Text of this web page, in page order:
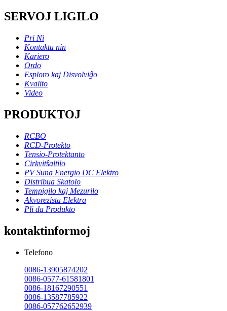
SERVOJ LIGILO
Pri Ni
Kontaktu nin
Kariero
Ordo
Esploro kaj Disvolviĝo
Kvalito
Video
PRODUKTOJ
RCBO
RCD-Protekto
Tensio-Protektanto
Cirkvitŝaltilo
PV Suna Energio DC Elektro
Distribua Skatolo
Tempigilo kaj Mezurilo
Akvorezista Elektra
Pli da Produkto
kontaktinformoj
Telefono
0086-13905874202
0086-0577-61581801
0086-18167290551
0086-13587785922
0086-057762652939